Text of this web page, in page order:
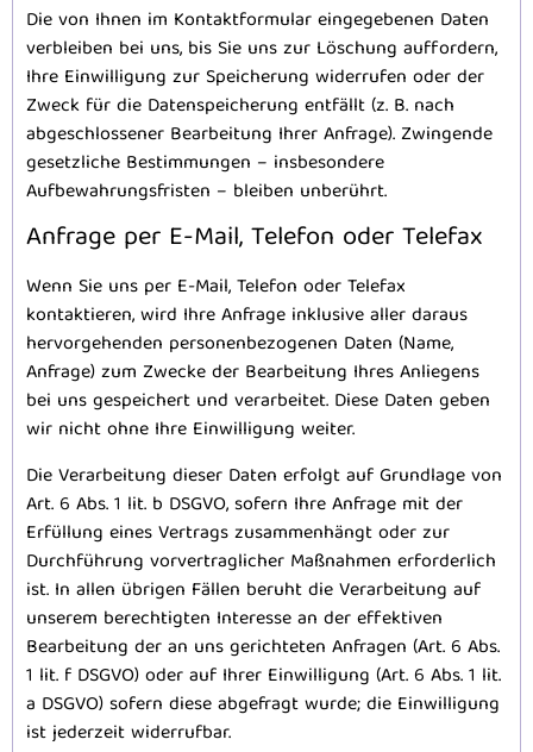
Die von Ihnen im Kontaktformular eingegebenen Daten
verbleiben bei uns, bis Sie uns zur Löschung auffordern,
Ihre Einwilligung zur Speicherung widerrufen oder der
Zweck für die Datenspeicherung entfällt (z. B. nach
abgeschlossener Bearbeitung Ihrer Anfrage). Zwingende
gesetzliche Bestimmungen – insbesondere
Aufbewahrungsfristen – bleiben unberührt.
Anfrage per E-Mail, Telefon oder Telefax
Wenn Sie uns per E-Mail, Telefon oder Telefax
kontaktieren, wird Ihre Anfrage inklusive aller daraus
hervorgehenden personenbezogenen Daten (Name,
Anfrage) zum Zwecke der Bearbeitung Ihres Anliegens
bei uns gespeichert und verarbeitet. Diese Daten geben
wir nicht ohne Ihre Einwilligung weiter.
Die Verarbeitung dieser Daten erfolgt auf Grundlage von
Art. 6 Abs. 1 lit. b DSGVO, sofern Ihre Anfrage mit der
Erfüllung eines Vertrags zusammenhängt oder zur
Durchführung vorvertraglicher Maßnahmen erforderlich
ist. In allen übrigen Fällen beruht die Verarbeitung auf
unserem berechtigten Interesse an der effektiven
Bearbeitung der an uns gerichteten Anfragen (Art. 6 Abs.
1 lit. f DSGVO) oder auf Ihrer Einwilligung (Art. 6 Abs. 1 lit.
a DSGVO) sofern diese abgefragt wurde; die Einwilligung
ist jederzeit widerrufbar.